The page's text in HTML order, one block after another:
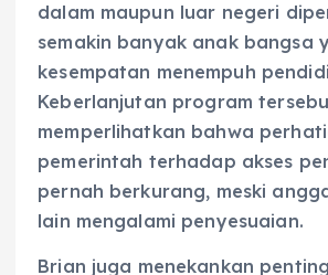
dalam maupun luar negeri
semakin banyak anak bangsa
kesempatan menempuh
Keberlanjutan program
memperlihatkan bahwa
pemerintah terhadap akses
pernah berkurang, meski
lain mengalami penyesuaian.
Brian juga menekankan